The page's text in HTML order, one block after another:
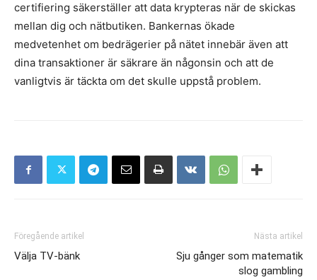
certifiering säkerställer att data krypteras när de skickas
mellan dig och nätbutiken. Bankernas ökade
medvetenhet om bedrägerier på nätet innebär även att
dina transaktioner är säkrare än någonsin och att de
vanligtvis är täckta om det skulle uppstå problem.
Föregående artikel
Välja TV-bänk
Nästa artikel
Sju gånger som matematik
slog gambling